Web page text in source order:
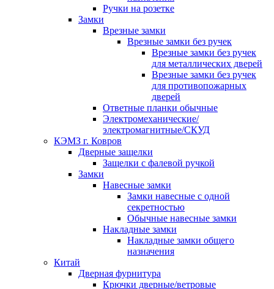
Ручки на розетке
Замки
Врезные замки
Врезные замки без ручек
Врезные замки без ручек
для металлических дверей
Врезные замки без ручек
для противопожарных
дверей
Ответные планки обычные
Электромеханические/
электромагнитные/СКУД
КЭМЗ г. Ковров
Дверные защелки
Защелки с фалевой ручкой
Замки
Навесные замки
Замки навесные с одной
секретностью
Обычные навесные замки
Накладные замки
Накладные замки общего
назначения
Китай
Дверная фурнитура
Крючки дверные/ветровые